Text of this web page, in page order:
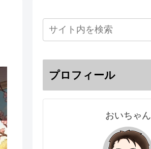
プロフィール
おいちゃん